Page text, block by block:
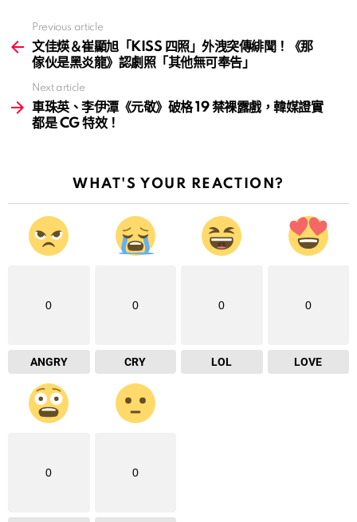
more
Previous article
文佳煐＆崔顯旭「KISS 四照」外洩突傳緋聞！《那
傢伙是黑炎龍》認劇照「其他無可奉告」
Next article
車珠英、李伊潭《元敬》破格 19 禁裸露戲，韓媒證實
都是 CG 特效！
WHAT'S YOUR REACTION?
0
ANGRY
0
CRY
0
LOL
0
LOVE
0 0